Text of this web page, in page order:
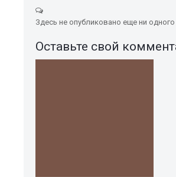
Здесь не опубликовано еще ни
Оставьте свой